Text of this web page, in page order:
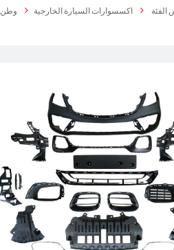
وطن اكسسوارات السيارة الخارجية